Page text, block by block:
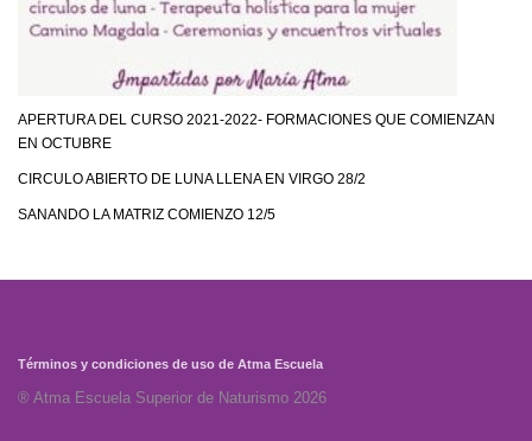
APERTURA DEL CURSO 2021-2022- FORMACIONES QUE COMIENZAN
EN OCTUBRE
CIRCULO ABIERTO DE LUNA LLENA EN VIRGO 28/2
SANANDO LA MATRIZ COMIENZO 12/5
Términos y condiciones de uso de Atma Escuela
® Atma Escuela Superior de Naturismo 2026